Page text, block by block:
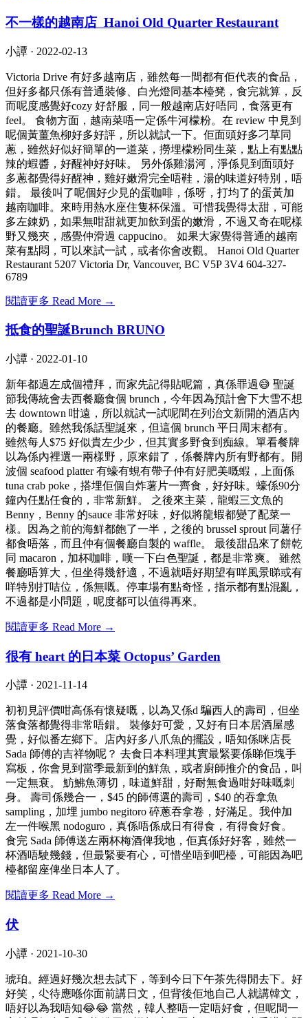
不一樣的越南店 Hanoi Old Quarter Restaurant
小譚 · 2022-02-13
Victoria Drive 有好多越南店，雖然每一間都有佢代表的食品，
但好多都只係有普通裝修、白光燈同基本檯凳，食完就算，反
而呢度感覺好cozy 好舒服，同一般越南店好唔同，食落更有
feel。 食物方面，越南菜唔一定係牛河檬粉。在 review 中見到
呢個黃薑魚柳好多好評，所以就試一下。佢面頭好多刁草同
蔥，雖然好似好簡單的一道菜，撈埋檬粉同生菜，點上有點點
辣的蝦醬，好醒神好好味。 另外係雞湯河，淨係見到面頭好
多蔥都覺得好醒神，雞好嫩滑完全唔鞋，湯的味道好特別，唔
錯。 最後叫了呢個好少見的蛋咖啡，係呀，打均了的蛋黃加
越南咖啡。來時用熱水座住隻杯保溫。可惜我覺得太甜，可能
多左錬奶，如果無咁甜就更加飲到蛋的嫩滑，不過又奇在呢樣
野又幾夾，感覺仲滑過 cappucino。 如果大家覺得普通的越南
菜有點悶，可以來試一試，或者你會改觀。 Hanoi Old Quarter
Restaurant 5207 Victoria Dr, Vancouver, BC V5P 3V4 604-327-
6789
閱讀更多 Read More →
抵食的聖誕Brunch BRUNO
小譚 · 2022-01-10
新年都過左成個禮拜，而家先記得貼呢篇，真係罪過😅 聖誕
節我傳統會去西餐廳食個 brunch，今年因為預計會下大雪不想
去 downtown 咁遠，所以就試一試呢間在列治文新開的酒店內
的餐廳。雖然我係話聖誕來，但這個 brunch 平日周末都有。
雖然每人$75 好似貴左少少，但其實多野食到痴線。單看餐牌
以為係內裡選一兩樣野，原來錯了，係餐牌內所有野都有。開
波個 seafood platter 有蠔有蜆有帶子仲有好肥美嘅蝦，上面係
tuna crab poke，搭埋佢個自炸薯片一齊食，好好味。蠔係90分
鐘內任點任食的，非常新鮮。 之後來主菜，龍蝦三文魚的
Benny，Benny 的sauce 非常好味，好似將龍蝦都變了配菜一
樣。因為之前的海鮮都飽了一半，之後的 brussel sprout 同薯仔
都食唔落，而且仲有個餐廳自製的 waffle。 最後甜品來了餅乾
同 macaron，加杯咖啡，嘆一下白色聖誕，都是非常爽。 雖然
餐廳唔算大，但坐得幾舒適，不過就唔好期望有咩風景睇或有
咩特別打咭位，係無嘅。停車場有點奇怪，指示都有點混亂，
不過都是小問題，呢度都可以值得再來。
閱讀更多 Read More →
很有 heart 的日本菜 Octopus’ Garden
小譚 · 2021-11-14
初初見評價咁高係有懷疑嘅，以為又係d 騙西人的壽司，但坐
落食落都覺得非常唔錯。 裝修好可愛，又好有日本居酒屋感
覺，好似番左鄉下。店內好多八爪魚的擺設，唔知係咪店長
Sada 師傅的吉祥物呢？ 去食日本料理其實最緊要係睇佢塊手
寫板，你會見到當季最新到的鮮魚，或者廚師推介的食品，叫
一定無衰。 魴鮄魚薄切，味道鮮甜，好耐無食過咁好味嘅刺
身。 壽司係幾合一，$45 的師傅選的壽司，$40 的吞拿魚
sampling，加埋 jumbo negitoro 碎蔥吞拿卷，好滿足。我仲加
左一件喉黑 nodoguro，真係唔係成日有得食，有得食好食。
食完 Sada 師傅送左兩杯梅酒俾我地，佢真係好好客，雖然一
杯酒唔駛幾錢，但最緊要有心，可惜坐唔到吧檯，可能因為吧
檯都留座俾坐日本人了。
閱讀更多 Read More →
伏
小譚 · 2021-10-30
琥珀。經過好幾次想去試下，等到今日下午茶先得閒去下。好
好笑，尐待應喺你面前講日文，但背後佢地自己人就講韓文，
唔好以為我唔知😂😂 當然，韓人整唔一定唔好食，但呢間一